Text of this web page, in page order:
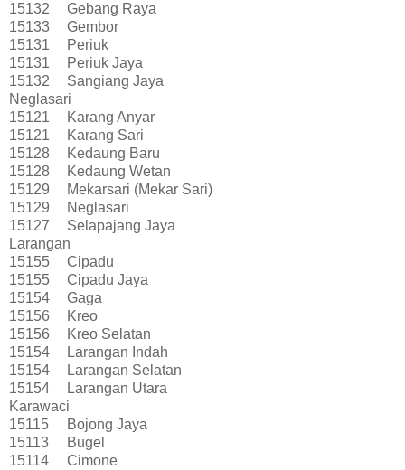
15132
Gebang Raya
15133
Gembor
15131
Periuk
15131
Periuk Jaya
15132
Sangiang Jaya
Neglasari
15121
Karang Anyar
15121
Karang Sari
15128
Kedaung Baru
15128
Kedaung Wetan
15129
Mekarsari (Mekar Sari)
15129
Neglasari
15127
Selapajang Jaya
Larangan
15155
Cipadu
15155
Cipadu Jaya
15154
Gaga
15156
Kreo
15156
Kreo Selatan
15154
Larangan Indah
15154
Larangan Selatan
15154
Larangan Utara
Karawaci
15115
Bojong Jaya
15113
Bugel
15114
Cimone